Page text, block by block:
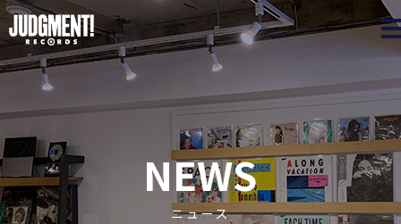
NEWS
ニュース